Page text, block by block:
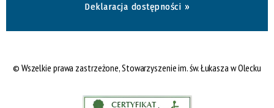
Deklaracja dostępności »
© Wszelkie prawa zastrzeżone, Stowarzyszenie im. św. Łukasza w Olecku